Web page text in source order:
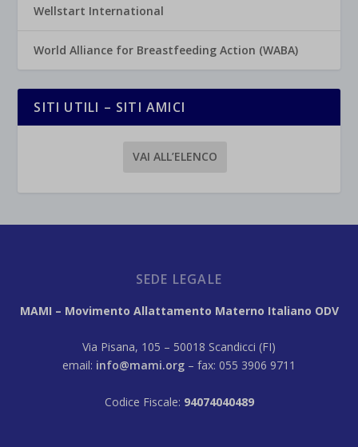
Wellstart International
World Alliance for Breastfeeding Action (WABA)
SITI UTILI – SITI AMICI
VAI ALL’ELENCO
SEDE LEGALE
MAMI – Movimento Allattamento Materno Italiano ODV
Via Pisana, 105 – 50018 Scandicci (FI)
email: info@mami.org – fax: 055 3906 9711
Codice Fiscale: 94074040489